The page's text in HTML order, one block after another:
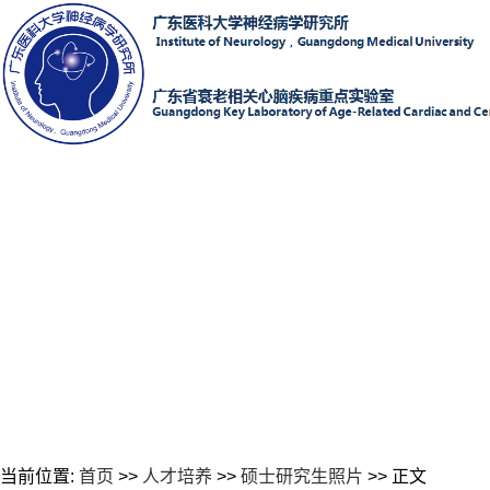
当前位置: 首页 >> 人才培养 >> 硕士研究生照片 >> 正文